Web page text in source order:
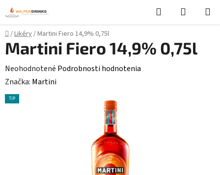
Prejsť
na
obsah
Hľadať
KOŠÍK
Domov
/Likéry/Martini Fiero 14,9% 0,75l
Martini Fiero 14,9% 0,75l
Priemerné
hodnotenie
produktu
Neohodnotené Podrobnosti hodnotenia
Značka: Martini
TIP